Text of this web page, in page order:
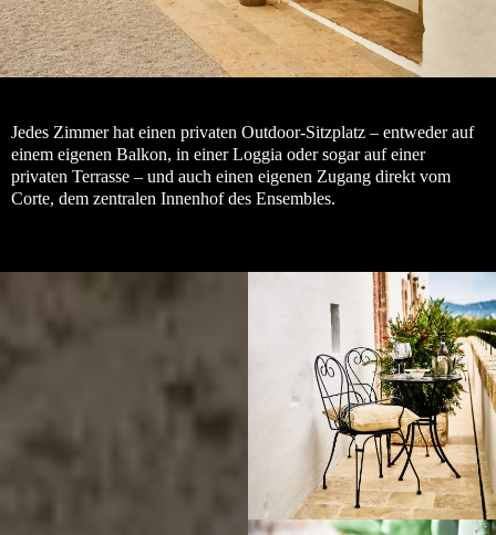
Jedes Zimmer hat einen privaten Outdoor-Sitzplatz – entweder auf
einem eigenen Balkon, in einer Loggia oder sogar auf einer
privaten Terrasse – und auch einen eigenen Zugang direkt vom
Corte, dem zentralen Innenhof des Ensembles.